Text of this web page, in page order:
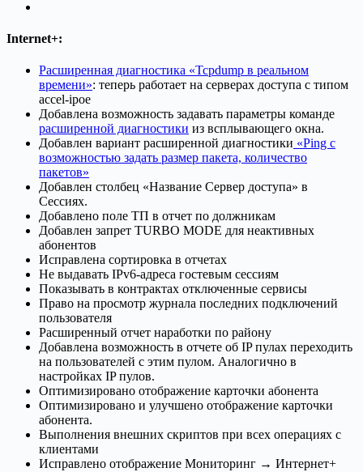
Internet+:
Расширенная диагностика «Tcpdump в реальном
времени»: теперь работает на серверах доступа с типом
accel-ipoe
Добавлена возможность задавать параметры команде
расширенной диагностики из всплывающего окна.
Добавлен вариант расширенной диагностики «Ping с
возможностью задать размер пакета, количество
пакетов»
Добавлен столбец «Название Сервер доступа» в
Сессиях.
Добавлено поле ТП в отчет по должникам
Добавлен запрет TURBO MODE для неактивных
абонентов
Исправлена сортировка в отчетах
Не выдавать IPv6-адреса гостевым сессиям
Показывать в контрактах отключенные сервисы
Право на просмотр журнала последних подключений
пользователя
Расширенный отчет наработки по району
Добавлена возможность в отчете об IP пулах переходить
на пользователей с этим пулом. Аналогично в
настройках IP пулов.
Оптимизировано отображение карточки абонента
Оптимизировано и улучшено отображение карточки
абонента.
Выполнения внешних скриптов при всех операциях с
клиентами
Исправлено отображение Мониторинг → Интернет+